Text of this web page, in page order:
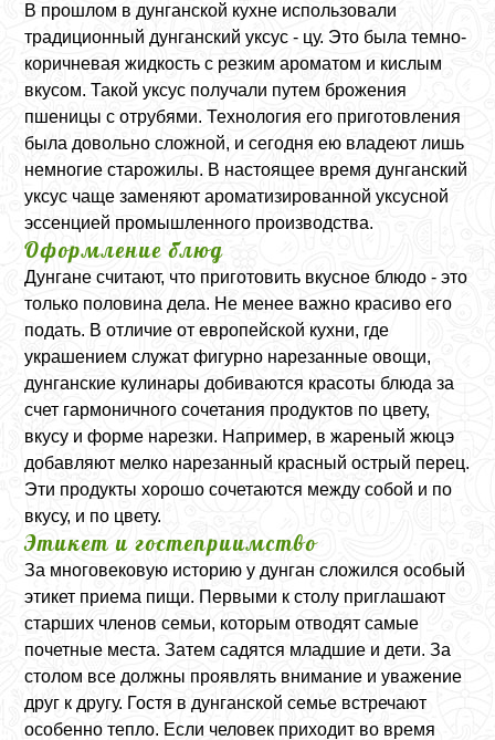
В прошлом в дунганской кухне использовали
традиционный дунганский уксус - цу. Это была темно-
коричневая жидкость с резким ароматом и кислым
вкусом. Такой уксус получали путем брожения
пшеницы с отрубями. Технология его приготовления
была довольно сложной, и сегодня ею владеют лишь
немногие старожилы. В настоящее время дунганский
уксус чаще заменяют ароматизированной уксусной
эссенцией промышленного производства.
Оформление блюд
Дунгане считают, что приготовить вкусное блюдо - это
только половина дела. Не менее важно красиво его
подать. В отличие от европейской кухни, где
украшением служат фигурно нарезанные овощи,
дунганские кулинары добиваются красоты блюда за
счет гармоничного сочетания продуктов по цвету,
вкусу и форме нарезки. Например, в жареный жюцэ
добавляют мелко нарезанный красный острый перец.
Эти продукты хорошо сочетаются между собой и по
вкусу, и по цвету.
Этикет и гостеприимство
За многовековую историю у дунган сложился особый
этикет приема пищи. Первыми к столу приглашают
старших членов семьи, которым отводят самые
почетные места. Затем садятся младшие и дети. За
столом все должны проявлять внимание и уважение
друг к другу. Гостя в дунганской семье встречают
особенно тепло. Если человек приходит во время